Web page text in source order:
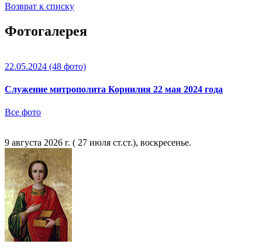
Возврат к списку
Фотогалерея
22.05.2024 (48 фото)
Служение митрополита Корнилия 22 мая 2024 года
Все фото
9 августа 2026 г. ( 27 июля ст.ст.), воскресенье.